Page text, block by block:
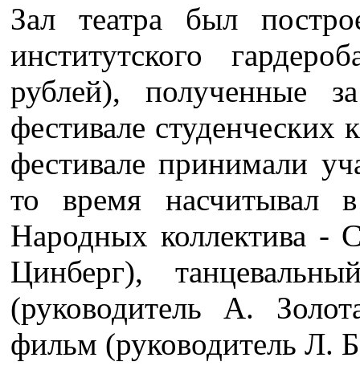
Зал театра был
институтского
рублей), полученные
фестивале
фестивале принимали
то время насчитывал
Народных коллектива -
Цинберг),
(руководитель А.
фильм (руководитель Л.